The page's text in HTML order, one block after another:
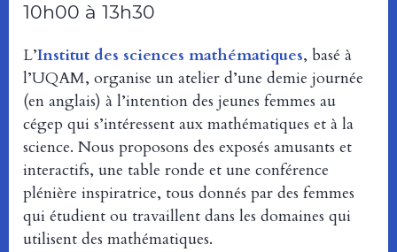
10h00 à 13h30
L’Institut des sciences mathématiques, basé à
l’UQAM, organise un atelier d’une demie journée
(en anglais) à l’intention des jeunes femmes au
cégep qui s’intéressent aux mathématiques et à la
science. Nous proposons des exposés amusants et
interactifs, une table ronde et une conférence
plénière inspiratrice, tous donnés par des femmes
qui étudient ou travaillent dans les domaines qui
utilisent des mathématiques.